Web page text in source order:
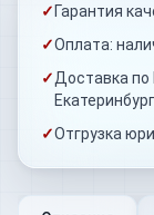
✓ Гарантия
✓Оплата:
✓Доставка по
✓Отгрузка